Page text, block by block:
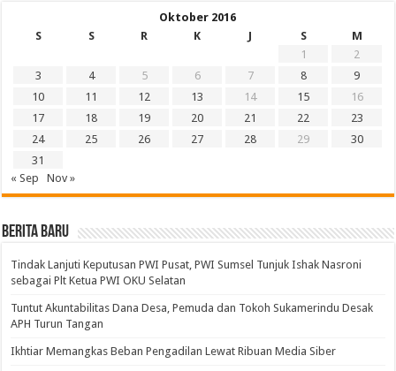
Oktober 2016
S
S R K J S
M
1
2
3
4 5 6 7 8
9
10
11 12 13 14 15
16
17
18 19 20 21 22
23
24
25 26 27 28 29
30
31
« Sep
Nov »
BERITA BARU
Tindak Lanjuti Keputusan PWI Pusat, PWI Sumsel Tunjuk Ishak Nasroni
sebagai Plt Ketua PWI OKU Selatan
Tuntut Akuntabilitas Dana Desa, Pemuda dan Tokoh Sukamerindu Desak
APH Turun Tangan
Ikhtiar Memangkas Beban Pengadilan Lewat Ribuan Media Siber